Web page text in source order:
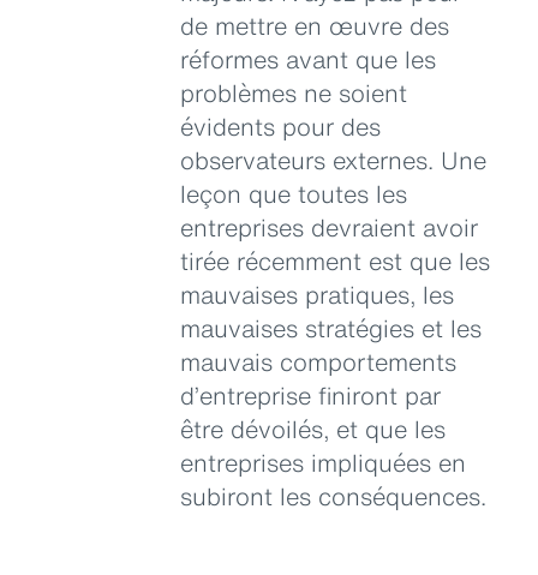
de mettre en œuvre des
réformes avant que les
problèmes ne soient
évidents pour des
observateurs externes. Une
leçon que toutes les
entreprises devraient avoir
tirée récemment est que les
mauvaises pratiques, les
mauvaises stratégies et les
mauvais comportements
d’entreprise finiront par
être dévoilés, et que les
entreprises impliquées en
subiront les conséquences.